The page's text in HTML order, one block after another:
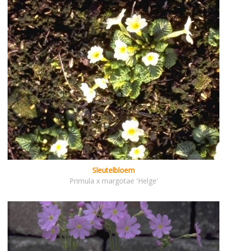
Sleutelbloem
Primula x margotae 'Helge'